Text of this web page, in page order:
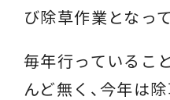
び除草作業となっ
毎年行っているこ
んど無く、今年は